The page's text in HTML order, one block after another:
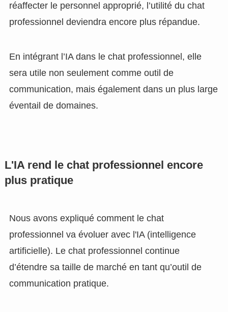
réaffecter le personnel approprié, l’utilité du chat
professionnel deviendra encore plus répandue.
En intégrant l’IA dans le chat professionnel, elle
sera utile non seulement comme outil de
communication, mais également dans un plus large
éventail de domaines.
L'IA rend le chat professionnel encore
plus pratique
Nous avons expliqué comment le chat
professionnel va évoluer avec l'IA (intelligence
artificielle). Le chat professionnel continue
d’étendre sa taille de marché en tant qu’outil de
communication pratique.